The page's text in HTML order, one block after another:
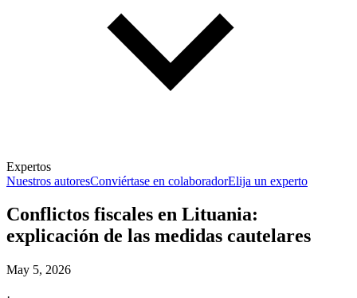
Expertos
Nuestros autoresConviértase en colaboradorElija un experto
Conflictos fiscales en Lituania:
explicación de las medidas cautelares
May 5, 2026